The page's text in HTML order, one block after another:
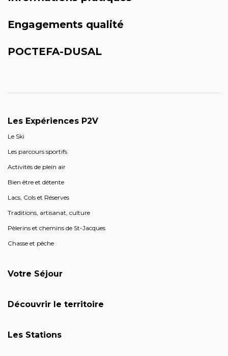
Engagements qualité
POCTEFA-DUSAL
Les Expériences P2V
Le Ski
Les parcours sportifs
Activités de plein air
Bien être et détente
Lacs, Cols et Réserves
Traditions, artisanat, culture
Pèlerins et chemins de St-Jacques
Chasse et pêche
Votre Séjour
Découvrir le territoire
Les Stations